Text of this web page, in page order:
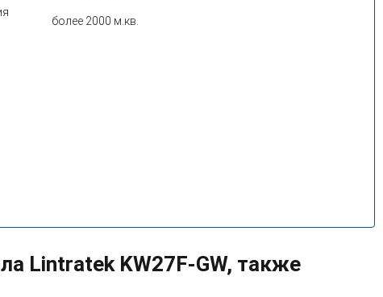
более 2000 м.кв.
Lintratek KW27F-GW, также